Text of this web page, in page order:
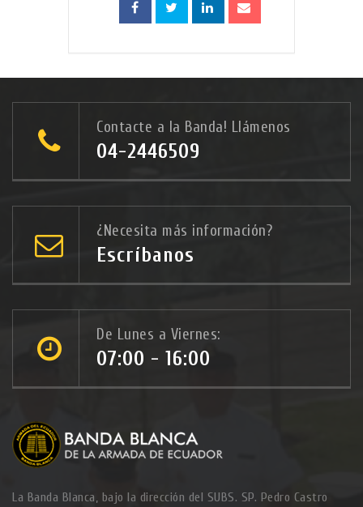
Contacte a la Banda! Llámenos
04-2446509
¿Necesita más información?
Escríbanos
De Lunes a Viernes:
07:00 - 16:00
La Banda Blanca, bajo la dirección del SUBS. SP. Pedro Castro